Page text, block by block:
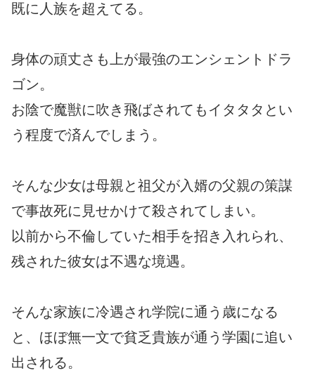
既に人族を超えてる。
身体の頑丈さも上が最強のエンシェントドラ
ゴン。
お陰で魔獣に吹き飛ばされてもイタタタとい
う程度で済んでしまう。
そんな少女は母親と祖父が入婿の父親の策謀
で事故死に見せかけて殺されてしまい。
以前から不倫していた相手を招き入れられ、
残された彼女は不遇な境遇。
そんな家族に冷遇され学院に通う歳になる
と、ほぼ無一文で貧乏貴族が通う学園に追い
出される。